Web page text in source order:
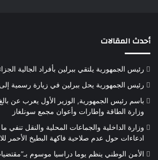
أحدث المقالات
رئيس الجمهورية يلتقي ببرلين بأفراد الجالية
رئيس الجمهورية يحل ببرلين في زيارة رسمية إلى
باسم رئيس الجمهورية, الوزير الأول يعرب عن
وزارة الطاقة وإطارات وأعوان مجمع سونلغاز
وزارة الداخلية والجماعات المحلية والنقل تنفي
ادعاءات حول عدم صلاحية فاكهة البطيخ الأحمر
الأمن الوطني ينظم يوما دراسيا موسوم